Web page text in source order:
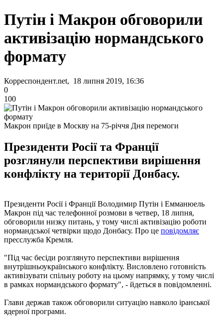
Путін і Макрон обговорили
активізацію нормандського
формату
Корреспондент.net, 18 липня 2019, 16:36
0
100
Макрон приїде в Москву на 75-річчя Дня перемоги
Президенти Росії та Франції
розглянули перспективи вирішення
конфлікту на території Донбасу.
Президенти Росії і Франції Володимир Путін і Емманюель
Макрон під час телефонної розмови в четвер, 18 липня,
обговорили низку питань, у тому числі активізацію роботи
нормандської четвірки щодо Донбасу. Про це повідомляє
пресслужба Кремля.
"Під час бесіди розглянуто перспективи вирішення
внутрішньоукраїнського конфлікту. Висловлено готовність
активізувати спільну роботу на цьому напрямку, у тому числі
в рамках нормандського формату", - йдеться в повідомленні.
Глави держав також обговорили ситуацію навколо іранської
ядерної програми.